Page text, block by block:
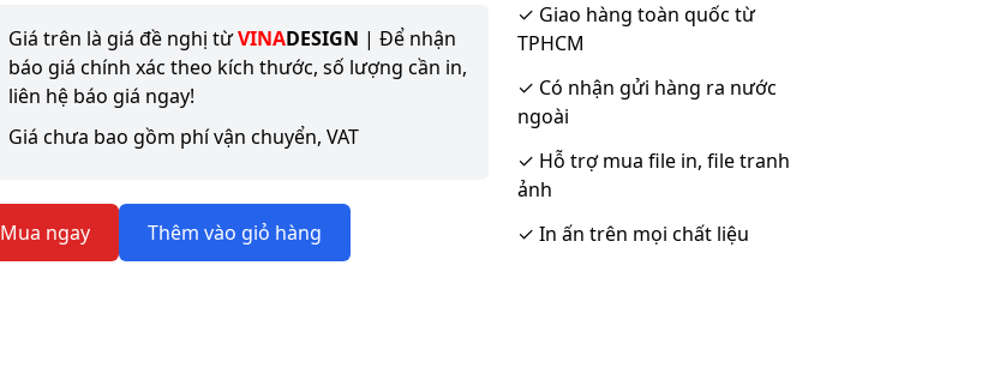
Giá trên là giá đề nghị từVINADESIGN | Để nhận
báo giá chính xác theo kích thước, số lượng cần in,
liên hệ báo giá ngay!
Giá chưa bao gồm phí vận chuyển, VAT
Mua ngay Thêm vào giỏ hàng
✓ Giao hàng toàn quốc từ
TPHCM
✓ Có nhận gửi hàng ra nước
ngoài
✓ Hỗ trợ mua file in, file tranh
ảnh
✓ In ấn trên mọi chất liệu